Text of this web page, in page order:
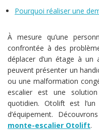
Pourquoi réaliser une
À mesure qu’une
confrontée à des
déplacer d’un étage à un
peuvent présenter un
ou une malformation
escalier est une
quotidien. Otolift est
d’équipement.
monte-escalier Otolift.